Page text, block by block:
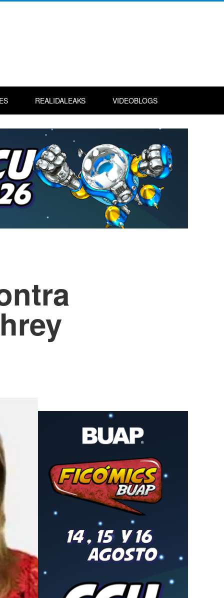
REALIDALEAKS VIDEOBLOGS